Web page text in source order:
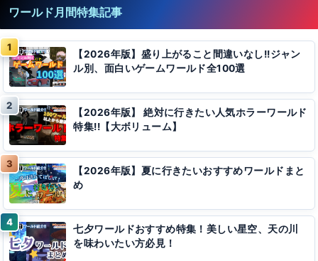
ワールド月間特集記事
【2026年版】盛り上がること間違いなし!!ジャン
ル別、面白いゲームワールド全100選
【2026年版】 絶対に行きたい人気ホラーワールド
特集!!【大ボリューム】
【2026年版】夏に行きたいおすすめワールドまと
め
七夕ワールドおすすめ特集！美しい星空、天の川
を味わいたい方必見！